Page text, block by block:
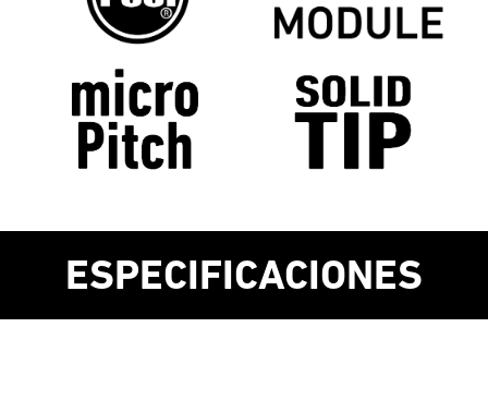
ESPECIFICACIONES